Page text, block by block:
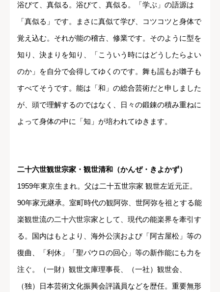
浴びて、真似る。浴びて、真似る。「学ぶ」の語源は
「真似る」です。まさに真似て学び、コツコツと身体で
覚え込む。それが能の稽古、修業です。そのように型を
知り、決まりを知り、「こういう時にはどうしたらよい
のか」を自分で会得してゆくのです。舞も謡もお囃子も
すべてそうです。能は「和」の総合芸術だと申しました
が、頭で理解するのではなく、日々の鍛錬の積み重ねに
よって身体の中に「知」が培われてゆきます。
二十六世観世宗家・観世清和（かんぜ・きよかず）
1959年東京生まれ。父は二十五世宗家 観世左近元正。
90年家元継承。室町時代の観阿弥、世阿弥を祖とする能
楽観世流の二十六世宗家として、現代の能楽界を牽引す
る。国内はもとより、海外公演および「阿古屋松」等の
復曲、「利休」「聖パウロの回心」等の新作能にも力を
注ぐ。（一財）観世文庫理事長、（一社）観世会、
（独）日本芸術文化振興会評議員などを歴任。重要無形